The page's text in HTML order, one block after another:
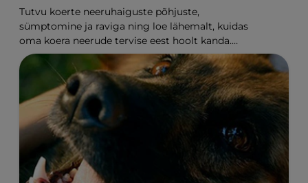
Tutvu koerte neeruhaiguste põhjuste,
sümptomine ja raviga ning loe lähemalt, kuidas
oma koera neerude tervise eest hoolt kanda.
Lisateave Hill's Pet.